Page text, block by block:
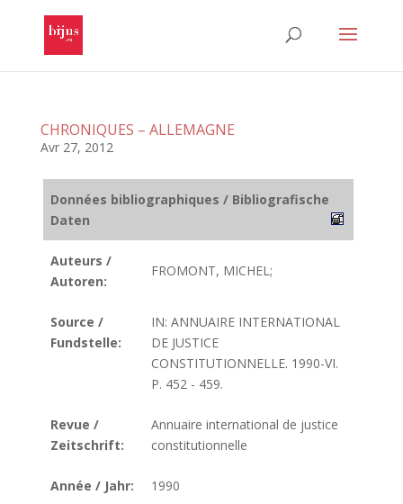
CHRONIQUES – ALLEMAGNE
Avr 27, 2012
Données bibliographiques / Bibliografische
Daten
Auteurs /
Autoren:
FROMONT, MICHEL;
Source /
Fundstelle:
IN: ANNUAIRE INTERNATIONAL
DE JUSTICE
CONSTITUTIONNELLE. 1990-VI.
P. 452 - 459.
Revue /
Zeitschrift:
Annuaire international de justice
constitutionnelle
Année / Jahr: 1990